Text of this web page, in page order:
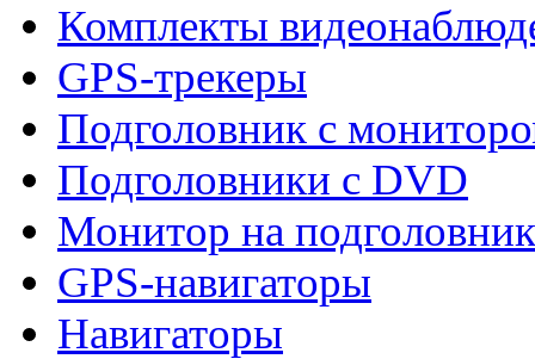
Комплекты
GPS-трекеры
Подголовник с
Подголовники с DVD
Монитор на подголовник
GPS-навигаторы
Навигаторы